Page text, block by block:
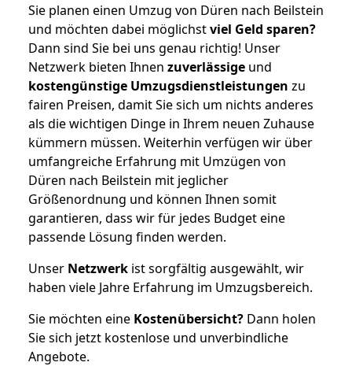
Sie planen einen Umzug von Düren nach Beilstein
und möchten dabei möglichstviel Geld sparen?
Dann sind Sie bei uns genau richtig! Unser
Netzwerk bieten Ihnen zuverlässige und
kostengünstige Umzugsdienstleistungen zu
fairen Preisen, damit Sie sich um nichts anderes
als die wichtigen Dinge in Ihrem neuen Zuhause
kümmern müssen. Weiterhin verfügen wir über
umfangreiche Erfahrung mit Umzügen von
Düren nach Beilstein mit jeglicher
Größenordnung und können Ihnen somit
garantieren, dass wir für jedes Budget eine
passende Lösung finden werden.
Unser Netzwerk ist sorgfältig ausgewählt, wir
haben viele Jahre Erfahrung im Umzugsbereich.
Sie möchten eine Kostenübersicht? Dann holen
Sie sich jetzt kostenlose und unverbindliche
Angebote.